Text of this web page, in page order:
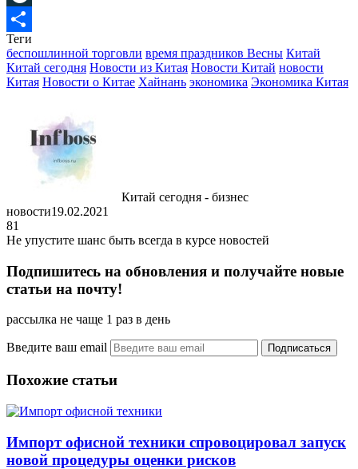
LiveJournal
Отправить
Теги
беспошлинной торговли время праздников Весны Китай
Китай сегодня Новости из Китая Новости Китай новости
Китая Новости о Китае Хайнань экономика Экономика Китая
Китай сегодня - бизнес
новости19.02.2021
81
Не упустите шанс быть всегда в курсе новостей
Подпишитесь на обновления и получайте новые
статьи на почту!
рассылка не чаще 1 раз в день
Введите ваш email
Похожие статьи
Импорт офисной техники спровоцировал запуск
новой процедуры оценки рисков